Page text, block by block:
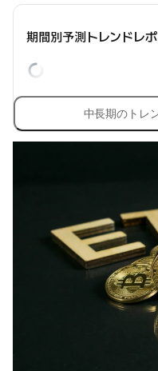
期間別予測トレンドレ
中長期のトレ